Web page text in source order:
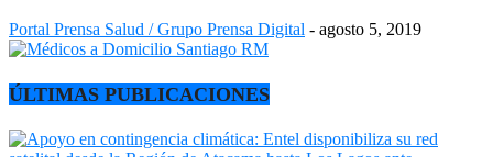
Portal Prensa Salud / Grupo Prensa Digital - agosto 5, 2019
ÚLTIMAS PUBLICACIONES